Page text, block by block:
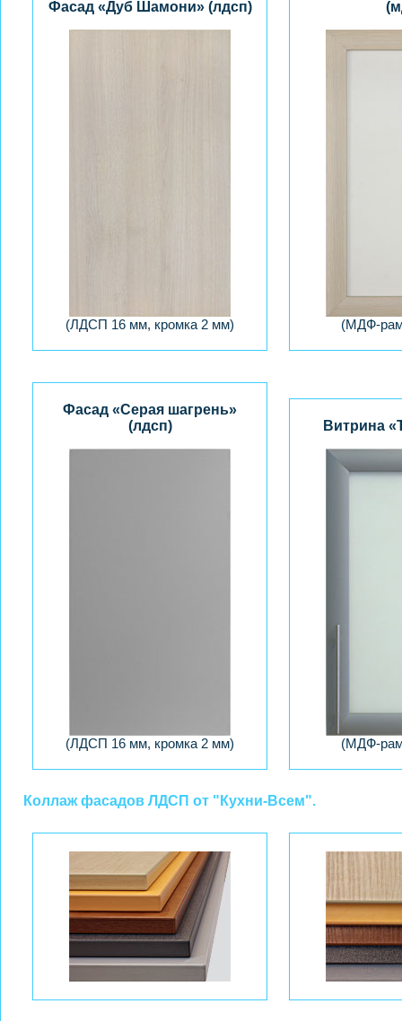
Фасад «Дуб Шамони» (лдсп)
(ЛДСП 16 мм, кромка 2 мм) (МДФ-
Фасад «Серая шагрень»
(лдсп)
(ЛДСП 16 мм, кромка 2 мм)
Витрина
(МДФ-
Коллаж фасадов ЛДСП от "Кухни-Всем".